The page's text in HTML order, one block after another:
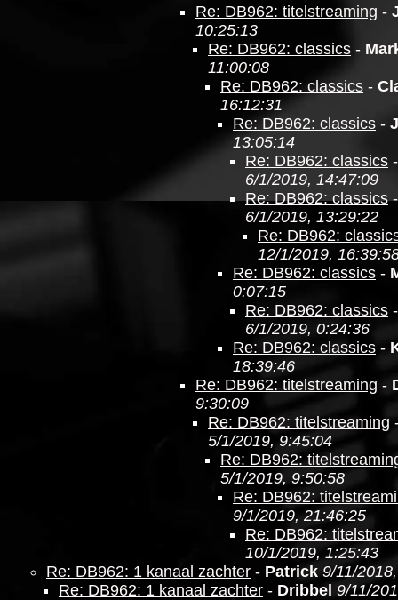
Re: DB962: titelstreaming -
10:25:13
Re: DB962: classics -
11:00:08
Re: DB962: classics -
16:12:31
Re: DB962: classics -
13:05:14
Re: DB962: classics
6/1/2019, 14:47:09
Re: DB962: classics
6/1/2019, 13:29:22
Re: DB962:
12/1/2019,
Re: DB962: classics -
0:07:15
Re: DB962: classics
6/1/2019, 0:24:36
Re: DB962: classics -
18:39:46
Re: DB962: titelstreaming -
9:30:09
Re: DB962: titelstreaming
5/1/2019, 9:45:04
Re: DB962:
5/1/2019, 9:50:58
Re: DB962:
9/1/2019, 21:46:25
Re: DB962:
10/1/2019, 1:25:43
Re: DB962: 1 kanaal zachter - Patrick 9/11/
Re: DB962: 1 kanaal zachter - Dribbel 9/11/